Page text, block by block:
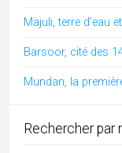
Majuli, terre d’eau
Barsoor, cité des
Mundan, la
Rechercher par